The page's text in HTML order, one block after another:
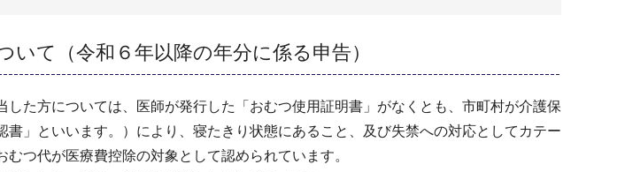
て（令和６年以降の年分に係る申告）
た方については、医師が発行した「おむつ使用証明書」がなくとも、市町村が介護保
」といいます。）により、寝たきり状態にあること、及び失禁への対応としてカテー
つ代が医療費控除の対象として認められています。